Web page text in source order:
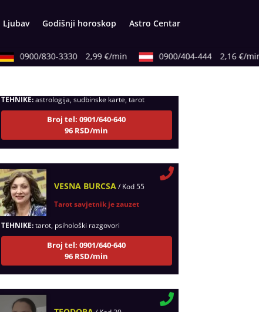
Ljubav Godišnji horoskop Astro Centar
0900/830-3330 2,99 €/min 0900/404-444 2,16 €/min
NIVES / Kod 20
Broj tel: 0901/640-640
96 RSD/min
TEHNIKE:tarot, psihološki razgovori
Broj tel: 0901/640-640
96 RSD/min